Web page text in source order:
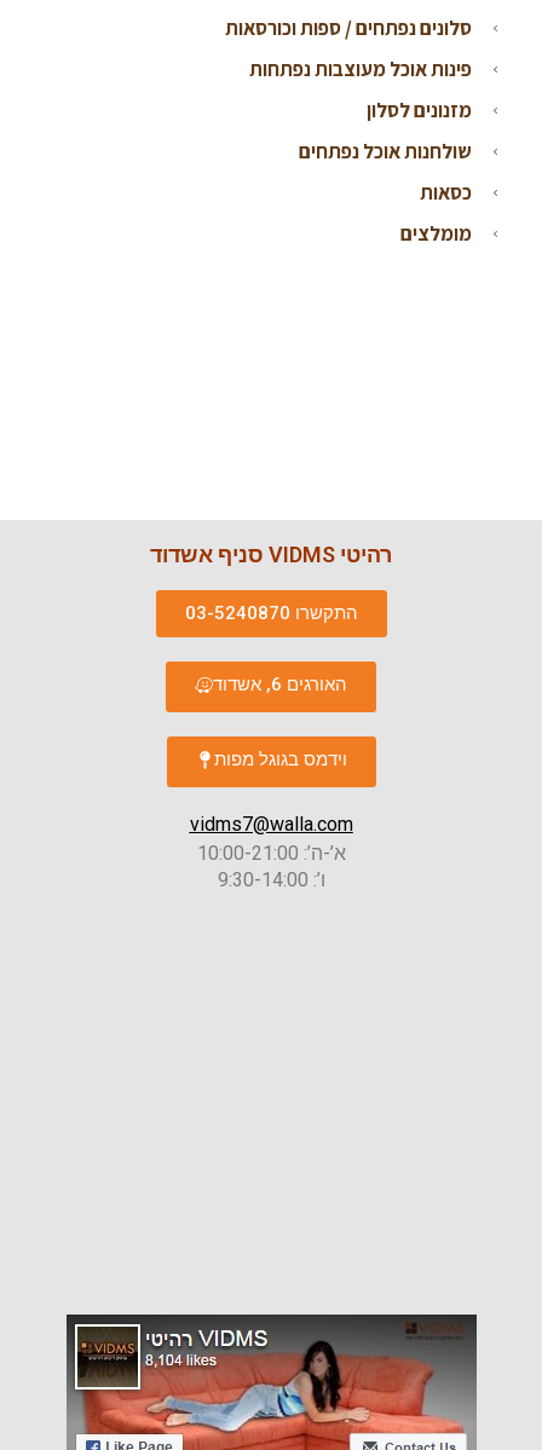
סלונים נפתחים / ספות וכורסאות
פינות אוכל מעוצבות נפתחות
מזנונים לסלון
שולחנות אוכל נפתחים
כסאות
מומלצים
רהיטי VIDMS סניף אשדוד
התקשרו 03-5240870
האורגים 6, אשדוד
וידמס בגוגל מפות
vidms7@walla.com
א’-ה’: 10:00-21:00
ו’: 9:30-14:00